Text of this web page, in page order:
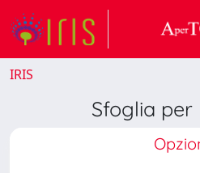
IRIS
Sfoglia per